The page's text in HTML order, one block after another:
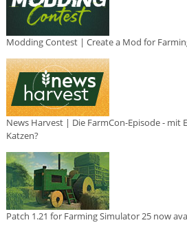
Modding Contest | Create a Mod for
News Harvest | Die FarmCon-Episode - mit
Katzen?
Patch 1.21 for Farming Simulator 25 now